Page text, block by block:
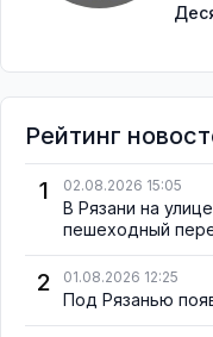
Рейтинг
1
02.08.2026 15:05
В Рязани на
пешеходный
2 01.08.2026 12:25
Под Рязанью